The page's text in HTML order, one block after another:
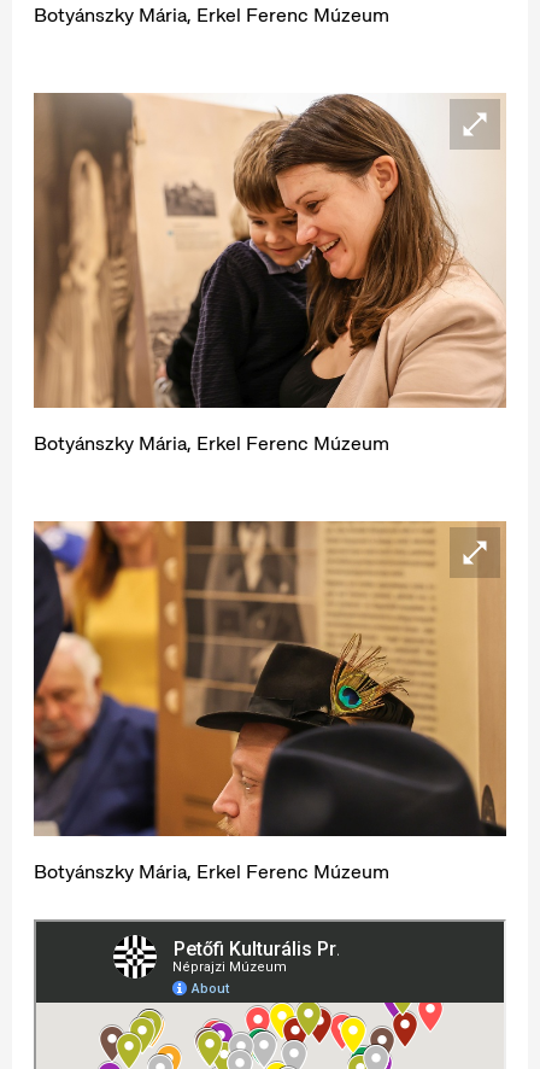
Botyánszky Mária, Erkel Ferenc Múzeum
Botyánszky Mária, Erkel Ferenc Múzeum
Botyánszky Mária, Erkel Ferenc Múzeum